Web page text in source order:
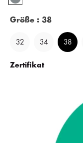
Größe : 38
32 34 38
Zertifikat